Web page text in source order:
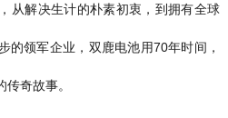
从解决生计的朴素初衷，到拥有全球
的领军企业，双鹿电池用70年时间，
奇故事。